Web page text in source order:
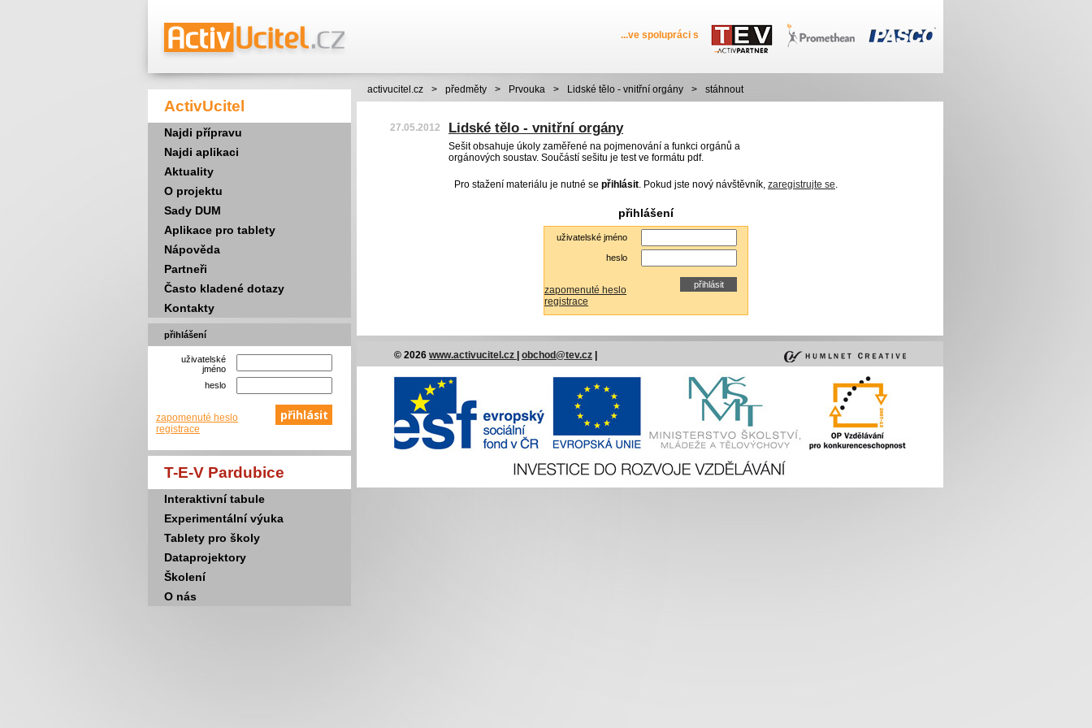
...ve spolupráci s
ActivUcitel
Najdi přípravu
Najdi aplikaci
Aktuality
O projektu
Sady DUM
Aplikace pro tablety
Nápověda
Partneři
Často kladené dotazy
Kontakty
přihlášení
uživatelské
jméno
heslo
zapomenuté heslo
registrace
T-E-V Pardubice
Interaktivní tabule
Experimentální výuka
Tablety pro školy
Dataprojektory
Školení
O nás
activucitel.cz > předměty > Prvouka > Lidské tělo - vnitřní orgány > stáhnout
27.05.2012 Lidské tělo - vnitřní orgány
Sešit obsahuje úkoly zaměřené na pojmenování a funkci orgánů a
orgánových soustav. Součástí sešitu je test ve formátu pdf.
Pro stažení materiálu je nutné se přihlásit. Pokud jste nový návštěvník, zaregistrujte se.
přihlášení
uživatelské jméno
heslo
zapomenuté heslo
registrace
© 2026 www.activucitel.cz obchod@tev.cz